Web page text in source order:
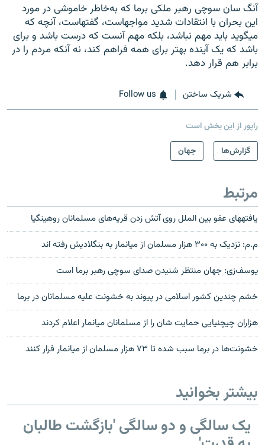
آنگ سان سوچی رهبر ملکی برما که به‌خاطر خاموشی در مورد
این بحران با انتقادات شدید مواجه‎است، گفته‎است، آنچه که
می‎گوید باید مهم نباشد، بلکه مهم آنست که درست باشد و برای
باشد که یک آینده بهتر برای همه فراهم کند، نه آن‎که مردم را در
برابر هم قرار دهد.
شریک ساختن Follow us
راپور از این بخش است
گزارش‌ها
جهان
مرتبط
یافته‎های عفو بین الملل روی آتش زدن قریه‌های مسلمانان روهینگیا
م.م: نزدیک به ۳۰۰ هزار مسلمان از میانمار به بنگلادیش رفته اند
یوسف‌زی: جهان منتظر شنیدن صدای سوچی رهبر برما است
خشم چندین کشور اسلامی در پیوند به خشونت علیه مسلمانان در برما
هزاران چیچنیایی حمایت شان را از مسلمانان میانمار اعلام کردند
خشونت‌ها در برما سبب شده تا ۷۳ هزار مسلمان از میانمار فرار کنند
بیشتر بخوانید
یک سالگی و دو سالگی 'بازگشت طالبان